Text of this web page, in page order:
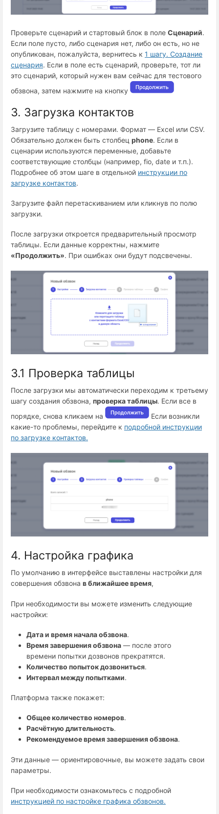
Проверьте сценарий и стартовый блок в поле Сценарий.
Если поле пусто, либо сценария нет, либо он есть, но не
опубликован, пожалуйста, вернитесь к 1 шагу. Создание
сценария. Если в поле есть сценарий, проверьте, тот ли
это сценарий, который нужен вам сейчас для тестового
обзвона, затем нажмите на кнопку
3. Загрузка контактов
Загрузите таблицу с номерами. Формат — Excel или CSV.
Обязательно должен быть столбец phone. Если в
сценарии используются переменные, добавьте
соответствующие столбцы (например, fio, date и т.п.).
Подробнее об этом шаге в отдельной инструкции по
загрузке контактов.
Загрузите файл перетаскиванием или кликнув по полю
загрузки.
После загрузки откроется предварительный просмотр
таблицы. Если данные корректны, нажмите
«Продолжить». При ошибках они будут подсвечены.
3.1 Проверка таблицы
После загрузки мы автоматически переходим к третьему
шагу создания обзвона, проверка таблицы. Если все в
порядке, снова кликаем на
Если возникли
какие-то проблемы, перейдите к подробной инструкции
по загрузке контактов.
4. Настройка графика
По умолчанию в интерфейсе выставлены настройки для
совершения обзвона в ближайшее время,
При необходимости вы можете изменить следующие
настройки:
Дата и время начала обзвона.
Время завершения обзвона — после этого
времени попытки дозвонов прекратятся.
Количество попыток дозвониться.
Интервал между попытками.
Платформа также покажет:
Общее количество номеров.
Расчётную длительность.
Рекомендуемое время завершения обзвона.
Эти данные — ориентировочные, вы можете задать свои
параметры.
При необходимости ознакомьтесь с подробной
инструкцией по настройке графика обзвонов.